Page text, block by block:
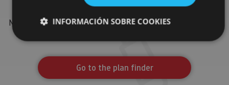
Find more plans and suggestions to round off your trip in
Navarre: organised activities, tours and the most important
Go to the plan finder
INFORMACIÓN SOBRE COOKIES